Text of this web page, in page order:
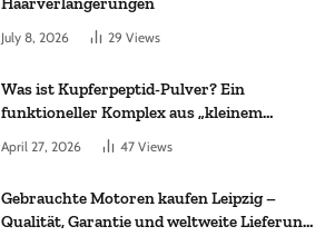
July 8, 2026 29 Views
Was ist Kupferpeptid-Pulver? Ein
funktioneller Komplex aus „kleinem
Molekül + Metall“
April 27, 2026 47 Views
Gebrauchte Motoren kaufen Leipzig –
Qualität, Garantie und weltweite Lieferung